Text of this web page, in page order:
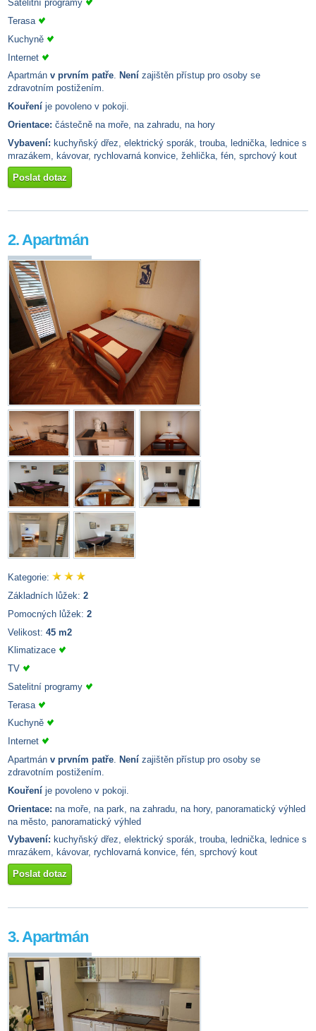
Satelitní programy
Terasa
Kuchyně
Internet
Apartmán v prvním patře. Není zajištěn přístup pro osoby se
zdravotním postižením.
Kouření je povoleno v pokoji.
Orientace: částečně na moře, na zahradu, na hory
Vybavení: kuchyňský dřez, elektrický sporák, trouba, lednička, lednice s
mrazákem, kávovar, rychlovarná konvice, žehlička, fén, sprchový kout
Poslat dotaz
2. Apartmán
Kategorie:
Základních lůžek: 2
Pomocných lůžek: 2
Velikost: 45 m2
Klimatizace
TV
Satelitní programy
Terasa
Kuchyně
Internet
Apartmán v prvním patře. Není zajištěn přístup pro osoby se
zdravotním postižením.
Kouření je povoleno v pokoji.
Orientace: na moře, na park, na zahradu, na hory, panoramatický výhled
na město, panoramatický výhled
Vybavení: kuchyňský dřez, elektrický sporák, trouba, lednička, lednice s
mrazákem, kávovar, rychlovarná konvice, fén, sprchový kout
Poslat dotaz
3. Apartmán